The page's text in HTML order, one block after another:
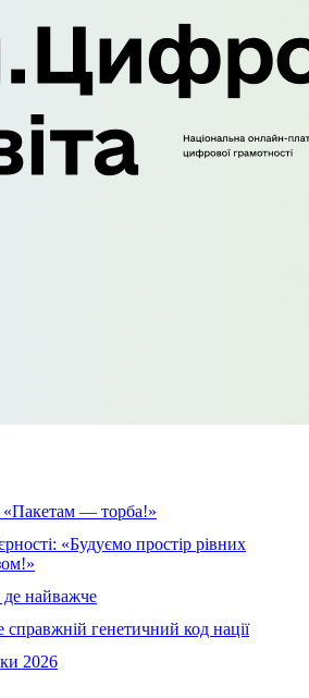
«Пакетам — торба!»
«Будуємо простір рівних
де найважче
генетичний код нації
2026